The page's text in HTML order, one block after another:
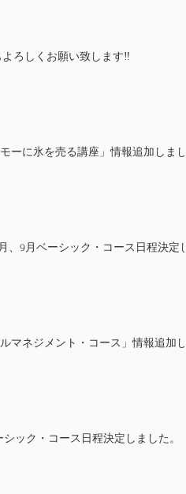
よろしくお願い致します‼
ーに氷を売る講座」情報追加しまし
、9月ベーシック・コース日程決定し
マネジメント・コース」情報追加し
シック・コース日程決定しました。